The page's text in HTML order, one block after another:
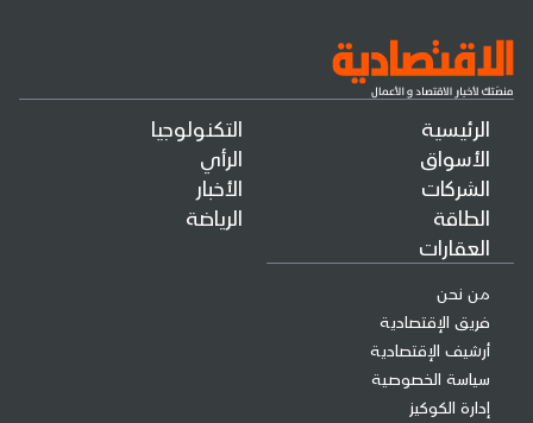
الرئيسية
الأسواق
الشركات
الطاقة
العقارات
التكنولوجيا
الرأي
الأخبار
الرياضة
من نحن
فريق الإقتصادية
أرشيف الإقتصادية
سياسة الخصوصية
إدارة الكوكيز